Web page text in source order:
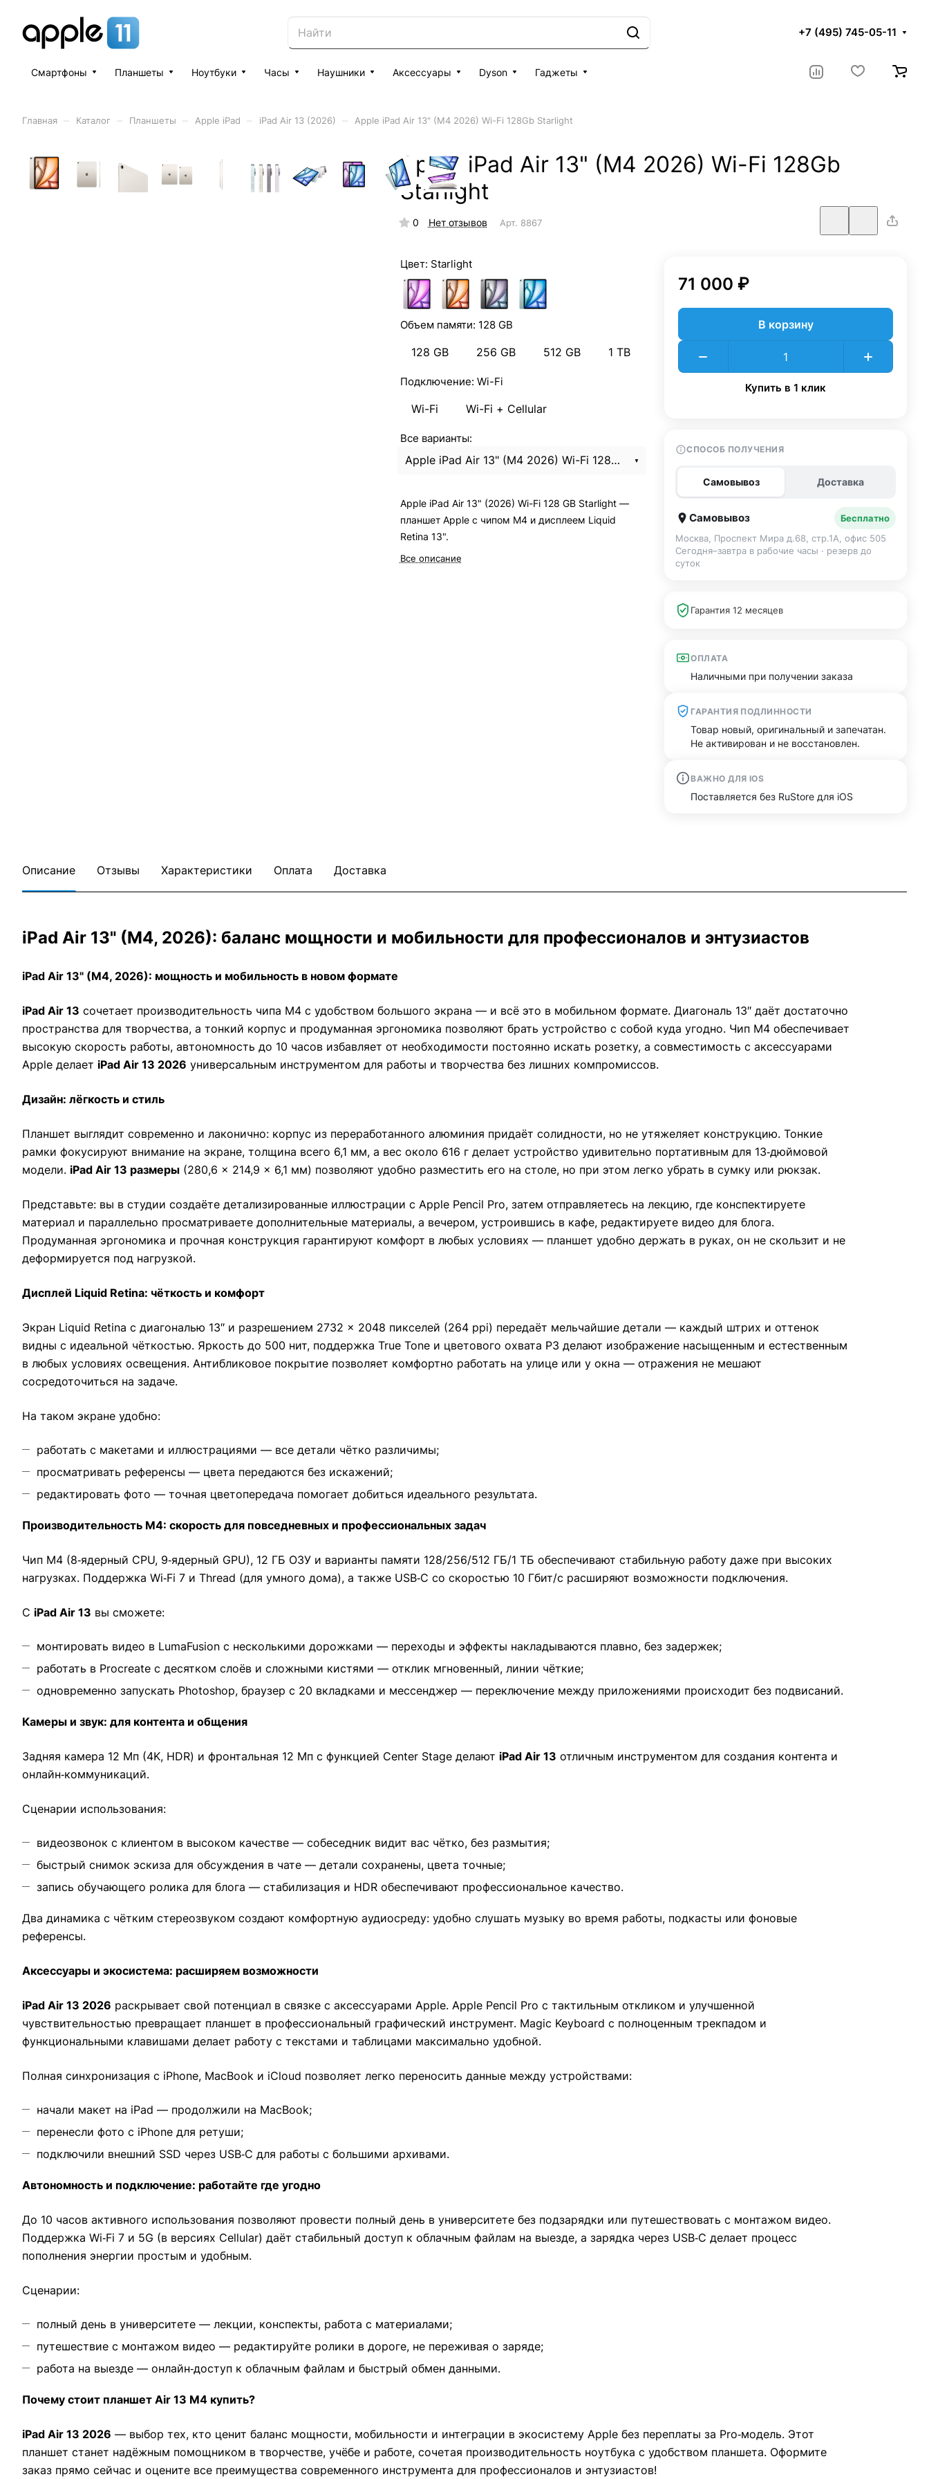
+7 (495) 745-05-11
Смартфоны Планшеты Ноутбуки Часы Наушники Аксессуары Dyson Гаджеты
Главная Каталог Планшеты Apple iPad iPad Air 13 (2026) Apple iPad Air 13" (M4 2026) Wi-Fi 128Gb Starlight
Apple iPad Air 13" (M4 2026) Wi-Fi 128Gb
Starlight
0 Нет отзывов Арт. 8867
Цвет: Starlight
Объем памяти: 128 GB
128 GB 256 GB 512 GB 1 TB
Подключение: Wi-Fi
Wi-Fi Wi-Fi + Cellular
Все варианты:
Apple iPad Air 13" (M4 2026) Wi-Fi 128Gb Starlight
Apple iPad Air 13" (2026) Wi-Fi 128 GB Starlight —
планшет Apple с чипом M4 и дисплеем Liquid
Retina 13".
Все описание
71 000 ₽
В корзину
Купить в 1 клик
СПОСОБ ПОЛУЧЕНИЯ
Самовывоз Доставка
Самовывоз
Бесплатно
Москва, Проспект Мира д.68, стр.1А, офис 505
Сегодня–завтра в рабочие часы · резерв до
суток
Гарантия 12 месяцев
ОПЛАТА
Наличными при получении заказа
ГАРАНТИЯ ПОДЛИННОСТИ
Товар новый, оригинальный и запечатан.
Не активирован и не восстановлен.
ВАЖНО ДЛЯ IOS
Поставляется без RuStore для iOS
Описание Отзывы Характеристики Оплата Доставка
iPad Air 13" (M4, 2026): баланс мощности и мобильности для профессионалов и энтузиастов
iPad Air 13" (M4, 2026): мощность и мобильность в новом формате
iPad Air 13 сочетает производительность чипа M4 с удобством большого экрана — и всё это в мобильном формате. Диагональ 13″ даёт достаточно
пространства для творчества, а тонкий корпус и продуманная эргономика позволяют брать устройство с собой куда угодно. Чип M4 обеспечивает
высокую скорость работы, автономность до 10 часов избавляет от необходимости постоянно искать розетку, а совместимость с аксессуарами
Apple делает iPad Air 13 2026 универсальным инструментом для работы и творчества без лишних компромиссов.
Дизайн: лёгкость и стиль
Планшет выглядит современно и лаконично: корпус из переработанного алюминия придаёт солидности, но не утяжеляет конструкцию. Тонкие
рамки фокусируют внимание на экране, толщина всего 6,1 мм, а вес около 616 г делает устройство удивительно портативным для 13‑дюймовой
модели. iPad Air 13 размеры (280,6 × 214,9 × 6,1 мм) позволяют удобно разместить его на столе, но при этом легко убрать в сумку или рюкзак.
Представьте: вы в студии создаёте детализированные иллюстрации с Apple Pencil Pro, затем отправляетесь на лекцию, где конспектируете
материал и параллельно просматриваете дополнительные материалы, а вечером, устроившись в кафе, редактируете видео для блога.
Продуманная эргономика и прочная конструкция гарантируют комфорт в любых условиях — планшет удобно держать в руках, он не скользит и не
деформируется под нагрузкой.
Дисплей Liquid Retina: чёткость и комфорт
Экран Liquid Retina с диагональю 13″ и разрешением 2732 × 2048 пикселей (264 ppi) передаёт мельчайшие детали — каждый штрих и оттенок
видны с идеальной чёткостью. Яркость до 500 нит, поддержка True Tone и цветового охвата P3 делают изображение насыщенным и естественным
в любых условиях освещения. Антибликовое покрытие позволяет комфортно работать на улице или у окна — отражения не мешают
сосредоточиться на задаче.
На таком экране удобно:
работать с макетами и иллюстрациями — все детали чётко различимы;
просматривать референсы — цвета передаются без искажений;
редактировать фото — точная цветопередача помогает добиться идеального результата.
Производительность M4: скорость для повседневных и профессиональных задач
Чип M4 (8‑ядерный CPU, 9‑ядерный GPU), 12 ГБ ОЗУ и варианты памяти 128/256/512 ГБ/1 ТБ обеспечивают стабильную работу даже при высоких
нагрузках. Поддержка Wi‑Fi 7 и Thread (для умного дома), а также USB‑C со скоростью 10 Гбит/с расширяют возможности подключения.
С iPad Air 13 вы сможете:
монтировать видео в LumaFusion с несколькими дорожками — переходы и эффекты накладываются плавно, без задержек;
работать в Procreate с десятком слоёв и сложными кистями — отклик мгновенный, линии чёткие;
одновременно запускать Photoshop, браузер с 20 вкладками и мессенджер — переключение между приложениями происходит без подвисаний.
Камеры и звук: для контента и общения
Задняя камера 12 Мп (4K, HDR) и фронтальная 12 Мп с функцией Center Stage делают iPad Air 13 отличным инструментом для создания контента и
онлайн‑коммуникаций.
Сценарии использования:
видеозвонок с клиентом в высоком качестве — собеседник видит вас чётко, без размытия;
быстрый снимок эскиза для обсуждения в чате — детали сохранены, цвета точные;
запись обучающего ролика для блога — стабилизация и HDR обеспечивают профессиональное качество.
Два динамика с чётким стереозвуком создают комфортную аудиосреду: удобно слушать музыку во время работы, подкасты или фоновые
референсы.
Аксессуары и экосистема: расширяем возможности
iPad Air 13 2026 раскрывает свой потенциал в связке с аксессуарами Apple. Apple Pencil Pro с тактильным откликом и улучшенной
чувствительностью превращает планшет в профессиональный графический инструмент. Magic Keyboard с полноценным трекпадом и
функциональными клавишами делает работу с текстами и таблицами максимально удобной.
Полная синхронизация с iPhone, MacBook и iCloud позволяет легко переносить данные между устройствами:
начали макет на iPad — продолжили на MacBook;
перенесли фото с iPhone для ретуши;
подключили внешний SSD через USB‑C для работы с большими архивами.
Автономность и подключение: работайте где угодно
До 10 часов активного использования позволяют провести полный день в университете без подзарядки или путешествовать с монтажом видео.
Поддержка Wi‑Fi 7 и 5G (в версиях Cellular) даёт стабильный доступ к облачным файлам на выезде, а зарядка через USB‑C делает процесс
пополнения энергии простым и удобным.
Сценарии:
полный день в университете — лекции, конспекты, работа с материалами;
путешествие с монтажом видео — редактируйте ролики в дороге, не переживая о заряде;
работа на выезде — онлайн‑доступ к облачным файлам и быстрый обмен данными.
Почему стоит планшет Air 13 M4 купить?
iPad Air 13 2026 — выбор тех, кто ценит баланс мощности, мобильности и интеграции в экосистему Apple без переплаты за Pro‑модель. Этот
планшет станет надёжным помощником в творчестве, учёбе и работе, сочетая производительность ноутбука с удобством планшета. Оформите
заказ прямо сейчас и оцените все преимущества современного инструмента для профессионалов и энтузиастов!